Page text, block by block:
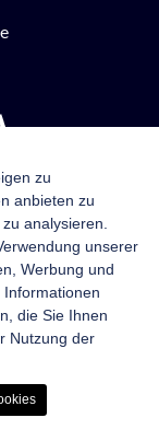
Wien
zu
anbieten zu
analysieren.
unserer
Werbung und
die Sie Ihnen
Nutzung der